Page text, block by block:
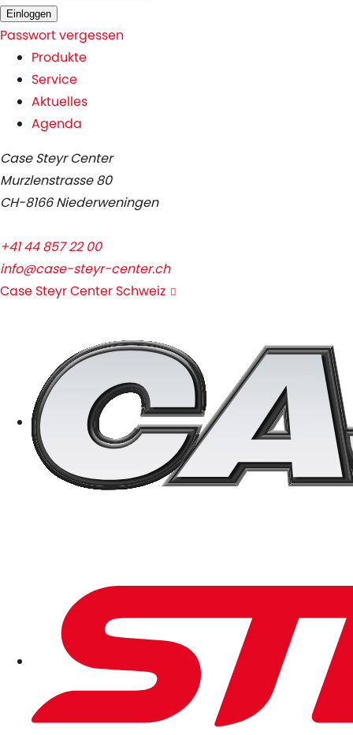
Einloggen
Passwort vergessen
Produkte
Service
Aktuelles
Agenda
Case Steyr Center
Murzlenstrasse 80
CH-8166 Niederweningen
+41 44 857 22 00
info@case-steyr-center.ch
Case Steyr Center Schweiz